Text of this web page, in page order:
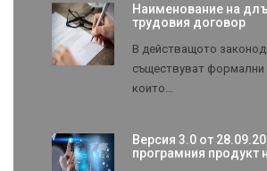
Наименование на
трудовия договор
В действащото
съществуват формални
които…
Версия 3.0 от
програмния продукт